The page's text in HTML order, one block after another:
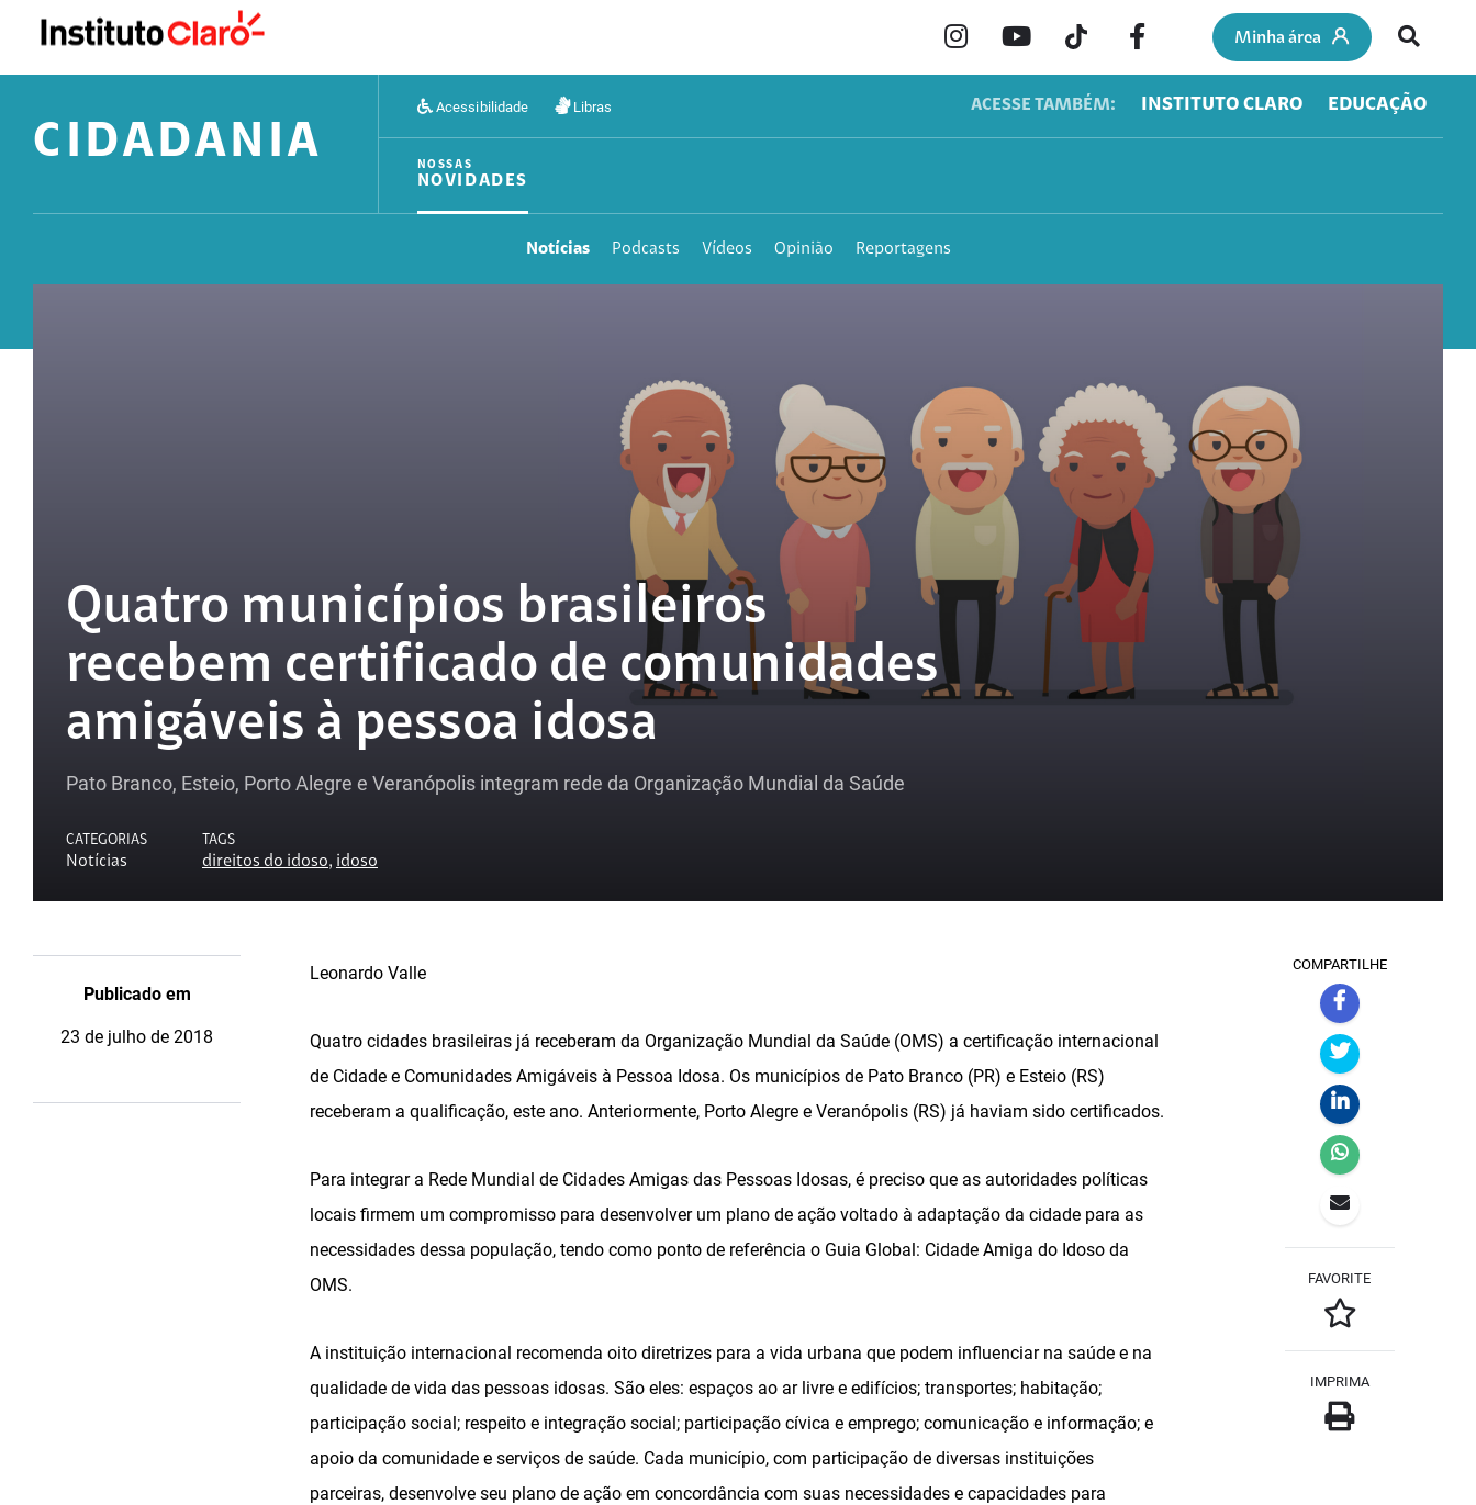
Minha área
CIDADANIA
Acessibilidade Libras ACESSE TAMBÉM: INSTITUTO CLARO EDUCAÇÃO
NOSSAS
NOVIDADES
Notícias Podcasts Vídeos Opinião Reportagens
Quatro municípios brasileiros
recebem certificado de comunidades
amigáveis à pessoa idosa
Pato Branco, Esteio, Porto Alegre e Veranópolis integram rede da Organização Mundial da Saúde
CATEGORIAS
Notícias
TAGS
direitos do idoso, idoso
Publicado em
23 de julho de 2018
Leonardo Valle
Quatro cidades brasileiras já receberam da Organização Mundial da Saúde (OMS) a certificação internacional
de Cidade e Comunidades Amigáveis à Pessoa Idosa. Os municípios de Pato Branco (PR) e Esteio (RS)
receberam a qualificação, este ano. Anteriormente, Porto Alegre e Veranópolis (RS) já haviam sido certificados.
Para integrar a Rede Mundial de Cidades Amigas das Pessoas Idosas, é preciso que as autoridades políticas
locais firmem um compromisso para desenvolver um plano de ação voltado à adaptação da cidade para as
necessidades dessa população, tendo como ponto de referência o Guia Global: Cidade Amiga do Idoso da
OMS.
A instituição internacional recomenda oito diretrizes para a vida urbana que podem influenciar na saúde e na
qualidade de vida das pessoas idosas. São eles: espaços ao ar livre e edifícios; transportes; habitação;
participação social; respeito e integração social; participação cívica e emprego; comunicação e informação; e
apoio da comunidade e serviços de saúde. Cada município, com participação de diversas instituições
parceiras, desenvolve seu plano de ação em concordância com suas necessidades e capacidades para
COMPARTILHE
FAVORITE
IMPRIMA